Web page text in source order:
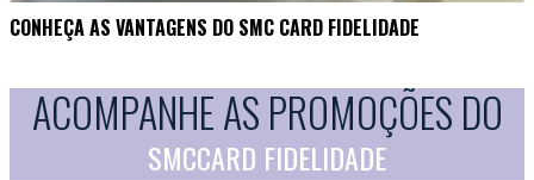
CONHEÇA AS VANTAGENS DO SMC CARD FIDELIDADE
ACOMPANHE AS PROMOÇÕES DO
SMCCARD FIDELIDADE